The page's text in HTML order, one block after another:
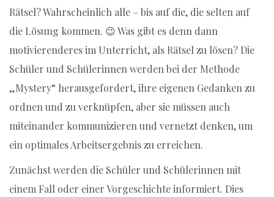
Rätsel? Wahrscheinlich alle – bis auf die, die selten auf
die Lösung kommen. 😉 Was gibt es denn dann
motivierenderes im Unterricht, als Rätsel zu lösen? Die
Schüler und Schülerinnen werden bei der Methode
„Mystery“ herausgefordert, ihre eigenen Gedanken zu
ordnen und zu verknüpfen, aber sie müssen auch
miteinander kommunizieren und vernetzt denken, um
ein optimales Arbeitsergebnis zu erreichen.
Zunächst werden die Schüler und Schülerinnen mit
einem Fall oder einer Vorgeschichte informiert. Dies